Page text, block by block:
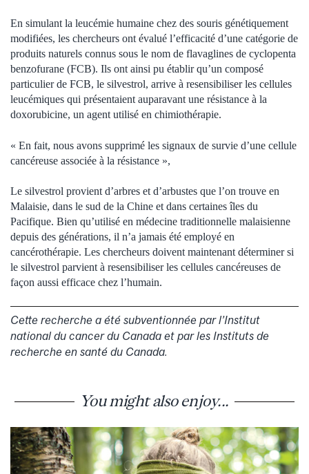
En simulant la leucémie humaine chez des souris génétiquement
modifiées, les chercheurs ont évalué l’efficacité d’une catégorie de
produits naturels connus sous le nom de flavaglines de cyclopenta
benzofurane (FCB). Ils ont ainsi pu établir qu’un composé
particulier de FCB, le silvestrol, arrive à resensibiliser les cellules
leucémiques qui présentaient auparavant une résistance à la
doxorubicine, un agent utilisé en chimiothérapie.
« En fait, nous avons supprimé les signaux de survie d’une cellule
cancéreuse associée à la résistance »,
Le silvestrol provient d’arbres et d’arbustes que l’on trouve en
Malaisie, dans le sud de la Chine et dans certaines îles du
Pacifique. Bien qu’utilisé en médecine traditionnelle malaisienne
depuis des générations, il n’a jamais été employé en
cancérothérapie. Les chercheurs doivent maintenant déterminer si
le silvestrol parvient à resensibiliser les cellules cancéreuses de
façon aussi efficace chez l’humain.
Cette recherche a été subventionnée par l’Institut
national du cancer du Canada et par les Instituts de
recherche en santé du Canada.
You might also enjoy...